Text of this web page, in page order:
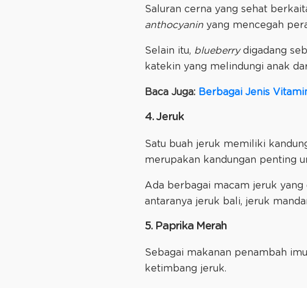
Saluran cerna yang sehat
anthocyanin yang mencegah
Selain itu, blueberrydigadang
katekin yang melindungi anak
Baca Juga: Berbagai Jenis
4. Jeruk
Satu buah jeruk memiliki
merupakan kandungan penting
Ada berbagai macam jeruk yang
antaranya jeruk bali, jeruk
5. Paprika Merah
Sebagai makanan penambah
ketimbang jeruk.